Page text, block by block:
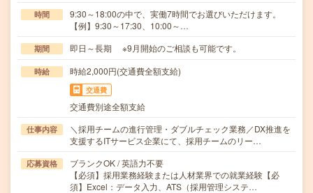
時間
9:30～18:00の中で、実働7時間でお選びいただけます。
【例】9:30～17:30、10:00～…
期間 即日～長期 ※9月開始のご相談も可能です。
時給 時給2,000円(交通費全額支給)
交通費
交通費別途全額支給
仕事内容
＼採用チームの進行管理・ダブルチェック業務／DX推進を
支援するITサービス企業にて、採用チームのリー…
応募資格
ブランクOK / 英語力不要
【必須】採用業務経験または人材業界での就業経験【必
須】Excel：データ入力、ATS（採用管理システ…